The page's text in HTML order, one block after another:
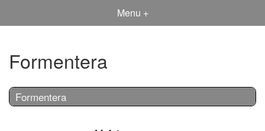
Menu +
Formentera
Formentera